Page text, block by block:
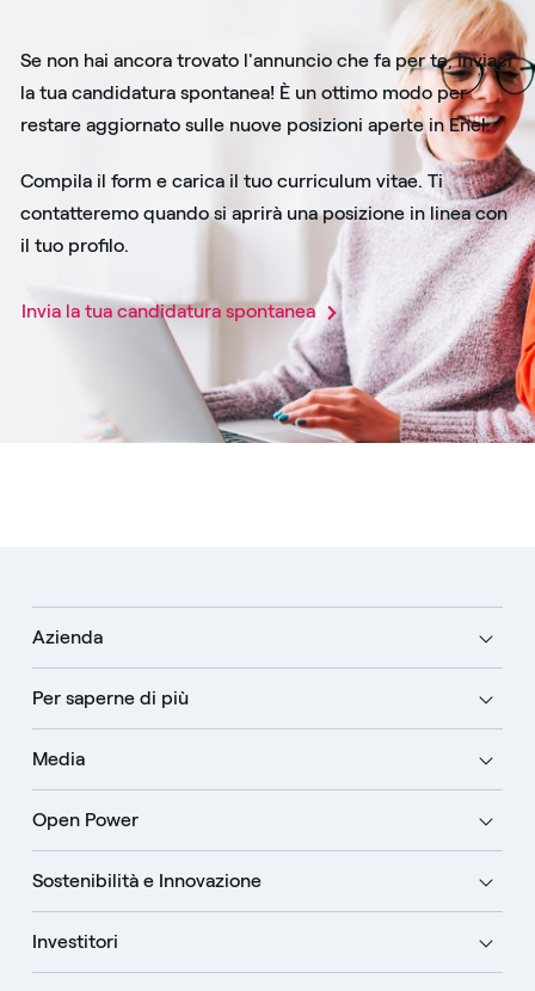
Se non hai ancora trovato l'annuncio che fa per te, inviaci
la tua candidatura spontanea! È un ottimo modo per
restare aggiornato sulle nuove posizioni aperte in Enel.
Compila il form e carica il tuo curriculum vitae. Ti
contatteremo quando si aprirà una posizione in linea con
il tuo profilo.
Invia la tua candidatura spontanea​
Azienda
Per saperne di più
Media
Open Power
Sostenibilità e Innovazione
Investitori